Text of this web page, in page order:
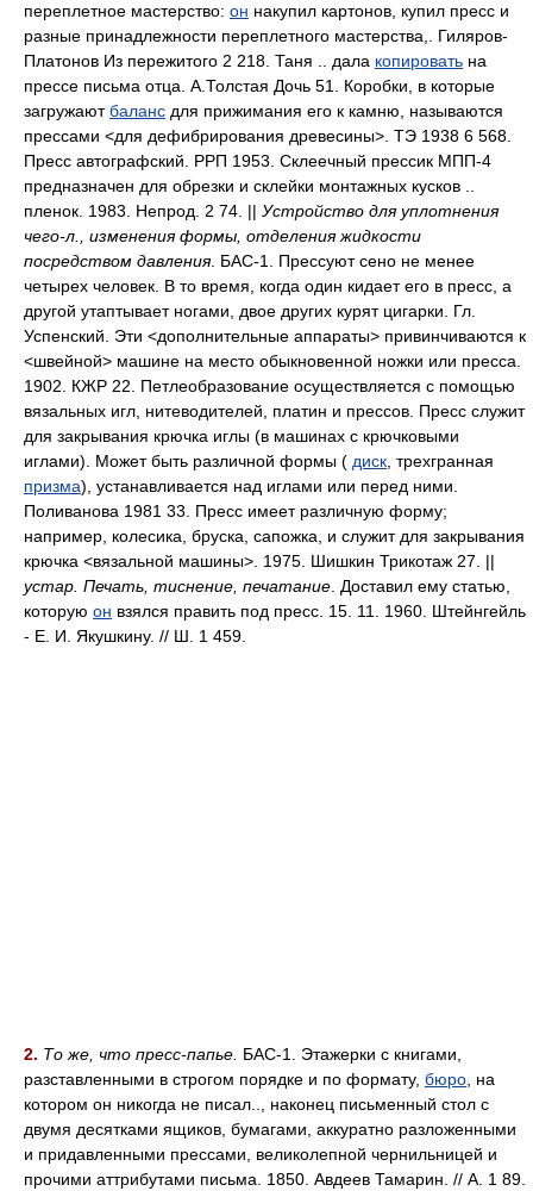
переплетное мастерство: он накупил картонов, купил пресс и
разные принадлежности переплетного мастерства,. Гиляров-
Платонов Из пережитого 2 218. Таня .. дала копировать на
прессе письма отца. А.Толстая Дочь 51. Коробки, в которые
загружаютбаланс для прижимания его к камню, называются
прессами <для дефибрирования древесины>. ТЭ 1938 6 568.
Пресс автографский. РРП 1953. Склеечный прессик МПП-4
предназначен для обрезки и склейки монтажных кусков ..
пленок. 1983. Непрод. 2 74. || Устройство для уплотнения
чего-л., изменения формы, отделения жидкости
посредством давления. БАС-1. Прессуют сено не менее
четырех человек. В то время, когда один кидает его в пресс, а
другой утаптывает ногами, двое других курят цигарки. Гл.
Успенский. Эти <дополнительные аппараты> привинчиваются к
<швейной> машине на место обыкновенной ножки или пресса.
1902. КЖР 22. Петлеобразование осуществляется с помощью
вязальных игл, нитеводителей, платин и прессов. Пресс служит
для закрывания крючка иглы (в машинах с крючковыми
иглами). Может быть различной формы ( диск , трехгранная
призма), устанавливается над иглами или перед ними.
Поливанова 1981 33. Пресс имеет различную форму;
например, колесика, бруска, сапожка, и служит для закрывания
крючка <вязальной машины>. 1975. Шишкин Трикотаж 27. ||
устар. Печать, тиснение, печатание . Доставил ему статью,
которую он взялся править под пресс. 15. 11. 1960. Штейнгейль
- Е. И. Якушкину. // Ш. 1 459.
2. То же, что пресс-папье. БАС-1. Этажерки с книгами,
разставленными в строгом порядке и по формату, бюро , на
котором он никогда не писал.., наконец письменный стол с
двумя десятками ящиков, бумагами, аккуратно разложенными
и придавленными прессами, великолепной чернильницей и
прочими аттрибутами письма. 1850. Авдеев Тамарин. // А. 1 89.